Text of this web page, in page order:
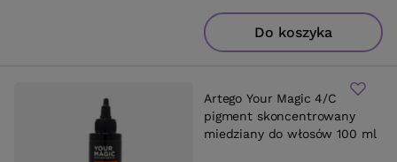
Do koszyka
Artego Your Magic 4/C
pigment skoncentrowany
miedziany do włosów 100 ml